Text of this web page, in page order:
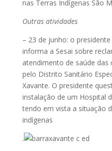
nas Terras Indígenas São
Outras atividades
– 23 de junho: o
informa a Sesai sobre
atendimento de saúde das
pelo Distrito Sanitário
Xavante. O presidente
instalação de um Hospital
tendo em vista a situação
indígenas
.